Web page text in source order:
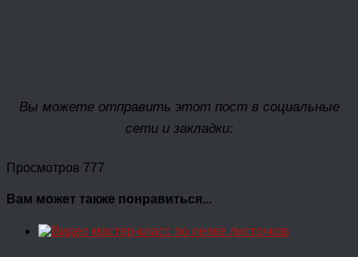
Вы можете отправить этот пост в социальные
сети и закладки:
Просмотров 777
Вам может также понравиться...